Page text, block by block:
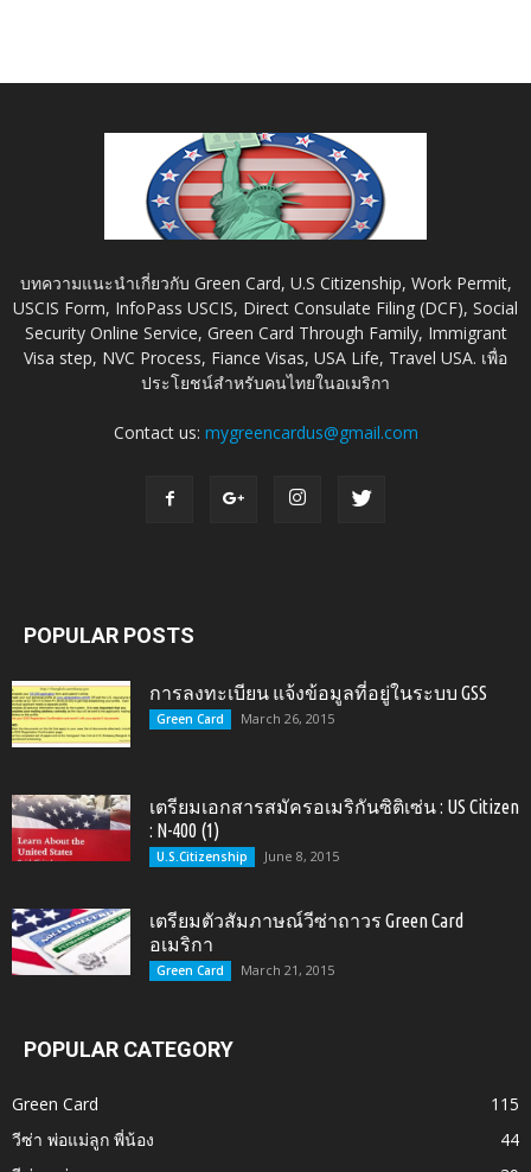
บทความแนะนำเกี่ยวกับ Green Card, U.S Citizenship, Work Permit,
USCIS Form, InfoPass USCIS, Direct Consulate Filing (DCF), Social
Security Online Service, Green Card Through Family, Immigrant
Visa step, NVC Process, Fiance Visas, USA Life, Travel USA. เพื่อ
ประโยชน์สำหรับคนไทยในอเมริกา
Contact us: mygreencardus@gmail.com
POPULAR POSTS
การลงทะเบียน แจ้งข้อมูลที่อยู่ในระบบ GSS
Green Card March 26, 2015
เตรียมเอกสารสมัครอเมริกันซิติเซ่น : US Citizen
: N-400 (1)
U.S.Citizenship June 8, 2015
เตรียมตัวสัมภาษณ์วีซ่าถาวร Green Card
อเมริกา
Green Card March 21, 2015
POPULAR CATEGORY
Green Card
115
วีซ่า พ่อแม่ลูก พี่น้อง
44